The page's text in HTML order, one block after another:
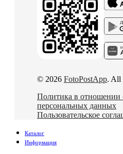
© 2026 FotoPostApp. All
Политика в отношении
персональных данных
Пользовательское
Каталог
Информация